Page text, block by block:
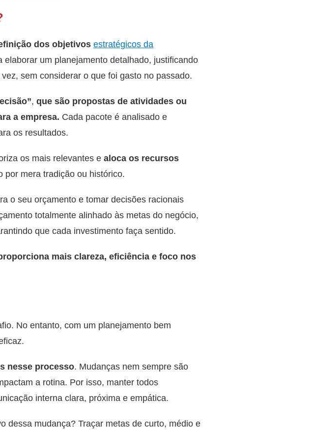
dos objetivos estratégicos da
um planejamento detalhado, justificando
sem considerar o que foi gasto no passado.
, que são propostas de atividades ou
a empresa. Cada pacote é analisado e
os resultados.
os mais relevantes e aloca os recursos
por mera tradição ou histórico.
o seu orçamento e tomar decisões racionais
totalmente alinhado às metas do negócio,
que cada investimento faça sentido.
mais clareza, eficiência e foco nos
No entanto, com um planejamento bem
nesse processo. Mudanças nem sempre são
a rotina. Por isso, manter todos
interna clara, próxima e empática.
dessa mudança? Traçar metas de curto, médio e